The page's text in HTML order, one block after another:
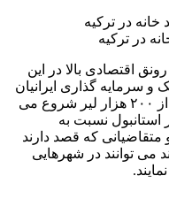
در ترکیه
اقتصادی بالا در این
سرمایه گذاری ایرانیان
می باشد. قیمت ملک در شهر استانبول از ۲۰۰ هزار لیر شروع می
استانبول نسبت به
که قصد دارند
می توانند در شهرهایی